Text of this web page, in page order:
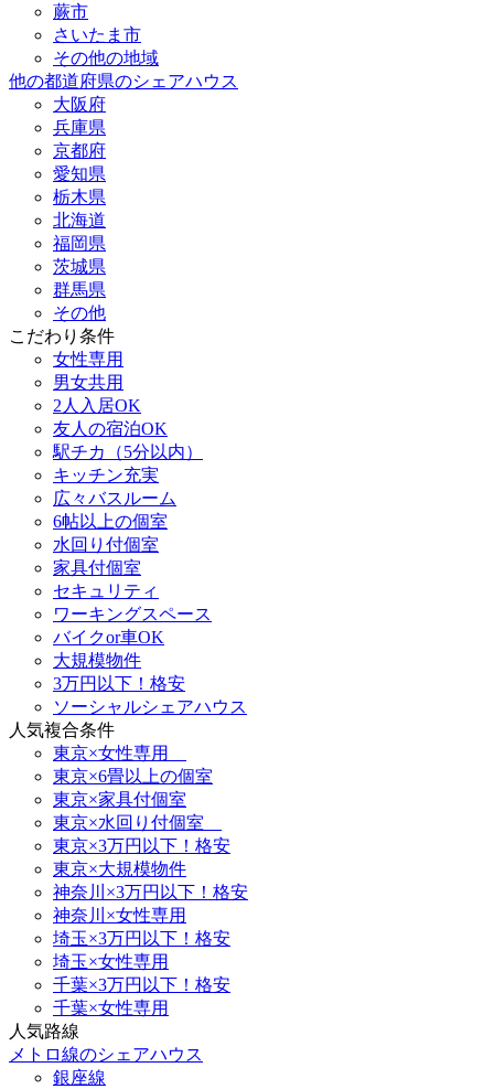
蕨市
さいたま市
その他の地域
他の都道府県のシェアハウス
大阪府
兵庫県
京都府
愛知県
栃木県
北海道
福岡県
茨城県
群馬県
その他
こだわり条件
女性専用
男女共用
2人入居OK
友人の宿泊OK
駅チカ（5分以内）
キッチン充実
広々バスルーム
6帖以上の個室
水回り付個室
家具付個室
セキュリティ
ワーキングスペース
バイクor車OK
大規模物件
3万円以下！格安
ソーシャルシェアハウス
人気複合条件
東京×女性専用
東京×6畳以上の個室
東京×家具付個室
東京×水回り付個室
東京×3万円以下！格安
東京×大規模物件
神奈川×3万円以下！格安
神奈川×女性専用
埼玉×3万円以下！格安
埼玉×女性専用
千葉×3万円以下！格安
千葉×女性専用
人気路線
メトロ線のシェアハウス
銀座線